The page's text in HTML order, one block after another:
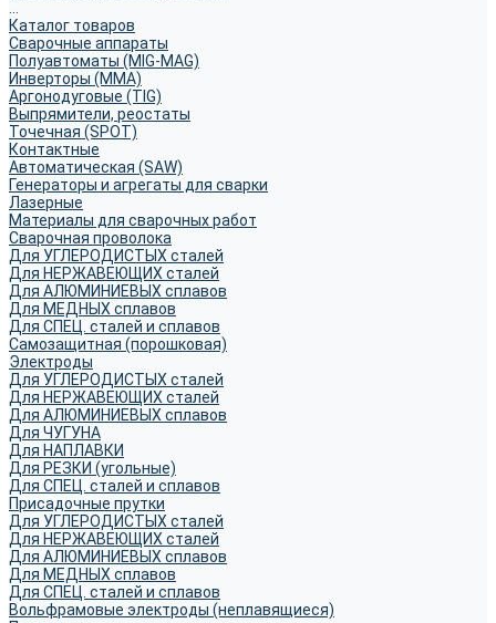
Каталог товаров
Сварочные аппараты
Полуавтоматы (MIG-MAG)
Инверторы (MMA)
Аргонодуговые (TIG)
Выпрямители, реостаты
Точечная (SPOT)
Контактные
Автоматическая (SAW)
Генераторы и агрегаты для сварки
Лазерные
Материалы для сварочных работ
Сварочная проволока
Для УГЛЕРОДИСТЫХ сталей
Для НЕРЖАВЕЮЩИХ сталей
Для АЛЮМИНИЕВЫХ сплавов
Для МЕДНЫХ сплавов
Для СПЕЦ. сталей и сплавов
Самозащитная (порошковая)
Электроды
Для УГЛЕРОДИСТЫХ сталей
Для НЕРЖАВЕЮЩИХ сталей
Для АЛЮМИНИЕВЫХ сплавов
Для ЧУГУНА
Для НАПЛАВКИ
Для РЕЗКИ (угольные)
Для СПЕЦ. сталей и сплавов
Присадочные прутки
Для УГЛЕРОДИСТЫХ сталей
Для НЕРЖАВЕЮЩИХ сталей
Для АЛЮМИНИЕВЫХ сплавов
Для МЕДНЫХ сплавов
Для СПЕЦ. сталей и сплавов
Вольфрамовые электроды (неплавящиеся)